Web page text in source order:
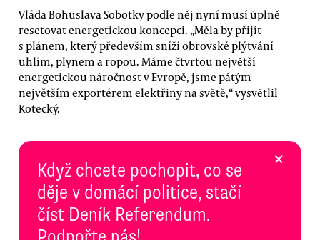
Vláda Bohuslava Sobotky podle něj nyní musí úplně
resetovat energetickou koncepci. „Měla by přijít
s plánem, který především sníží obrovské plýtvání
uhlím, plynem a ropou. Máme čtvrtou největší
energetickou náročnost v Evropě, jsme pátým
největším exportérem elektřiny na světě,“ vysvětlil
Kotecký.
Když chcete pochopit, co se
děje v domácí politice, stačí
číst Deník Referendum.
×